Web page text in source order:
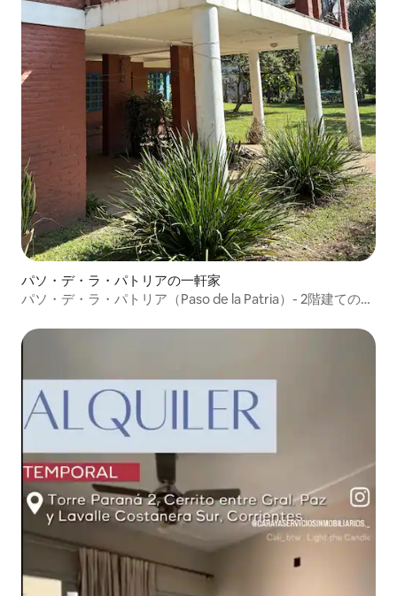
パソ・デ・ラ・パトリアの一軒家
パソ・デ・ラ・パトリア（Paso de la Patria）- 2階建ての